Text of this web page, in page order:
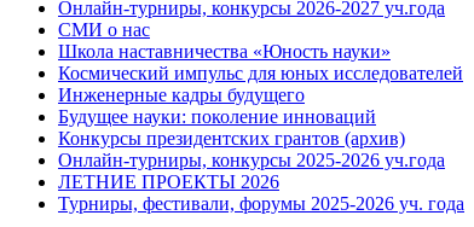
Онлайн-турниры, конкурсы 2026-2027 уч.года
СМИ о нас
Школа наставничества «Юность науки»
Космический импульс для юных исследователей
Инженерные кадры будущего
Будущее науки: поколение инноваций
Конкурсы президентских грантов (архив)
Онлайн-турниры, конкурсы 2025-2026 уч.года
ЛЕТНИЕ ПРОЕКТЫ 2026
Турниры, фестивали, форумы 2025-2026 уч. года